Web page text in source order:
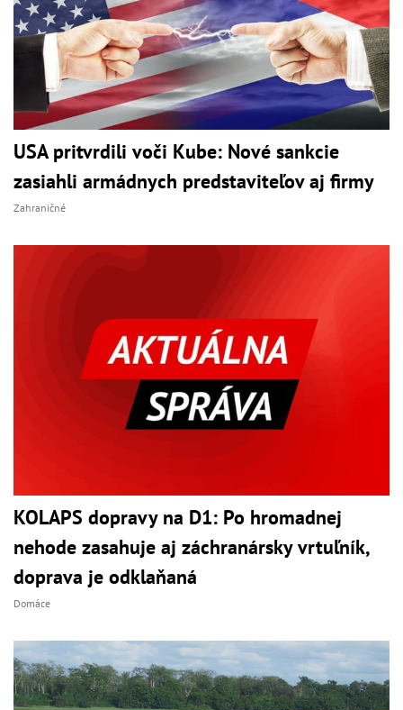
USA pritvrdili voči Kube: Nové sankcie
zasiahli armádnych predstaviteľov aj firmy
Zahraničné
KOLAPS dopravy na D1: Po hromadnej
nehode zasahuje aj záchranársky vrtuľník,
doprava je odklaňaná
Domáce